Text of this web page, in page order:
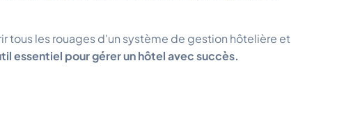
tous les rouages d'un système de gestion hôtelière et
essentiel pour gérer un hôtel avec succès.